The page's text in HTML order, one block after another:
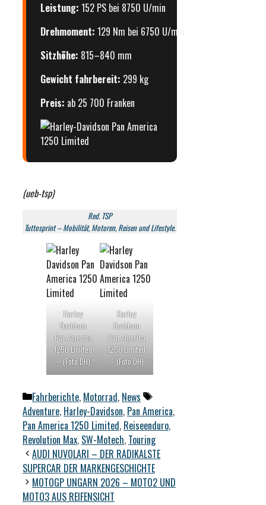
Leistung: 152 PS bei 8750 U/min
Drehmoment: 129 Nm bei 6750 U/min
Sitzhöhe: 815–840 mm
Gewicht fahrbereit: 299 kg
Preis: ab 25 700 Franken
(ueb-tsp)
Red. TSP
Tuttosprint – Mobilität, Motoren, Reisen und Lifestyle.
Harley
Davidson
Pan America
1250 Limited
– (Foto DH)
Harley
Davidson
Pan America
1250 Limited
– (Foto DH)
Kategorien
Fahrberichte, Motorrad, News
Schlagwörter
Adventure, Harley-Davidson, Pan America,
Pan America 1250 Limited, Reiseenduro,
Revolution Max, SW-Motech, Touring
AUDI NUVOLARI – DER RADIKALSTE
SUPERCAR DER MARKENGESCHICHTE
MOTOGP UNGARN 2026 – MOTO2 UND
MOTO3 AUS REIFENSICHT